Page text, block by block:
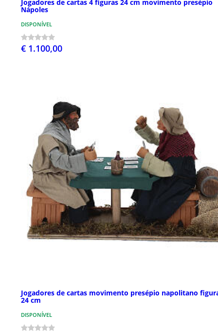
Jogadores de cartas 4 figuras 24 cm movimento presépio
Nápoles
DISPONÍVEL
€ 1.100,00
Jogadores de cartas movimento presépio napolitano
24 cm
DISPONÍVEL